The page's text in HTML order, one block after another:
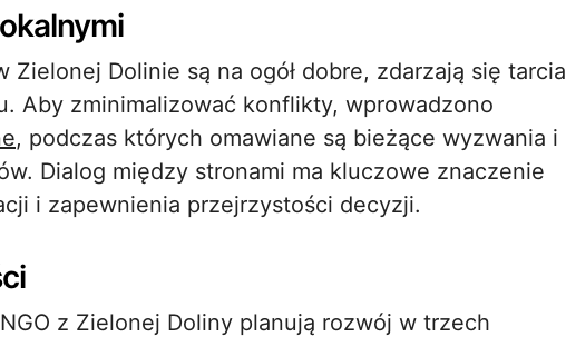
Zielonej Dolinie są na ogół dobre, zdarzają się tarcia
Aby zminimalizować konflikty, wprowadzono
, podczas których omawiane są bieżące wyzwania i
Dialog między stronami ma kluczowe znaczenie
i zapewnienia przejrzystości decyzji.
z Zielonej Doliny planują rozwój w trzech